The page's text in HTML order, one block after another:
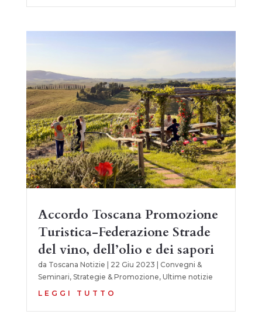
Accordo Toscana Promozione
Turistica-Federazione Strade
del vino, dell’olio e dei sapori
da Toscana Notizie 22 Giu 2023
Convegni &
Seminari, Strategie & Promozione, Ultime notizie
LEGGI TUTTO